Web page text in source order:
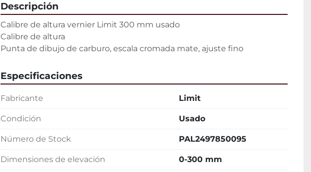
Descripción
Calibre de altura vernier Limit 300 mm usado
Calibre de altura
Punta de dibujo de carburo, escala cromada mate, ajuste fino
Especificaciones
Fabricante Limit
Condición Usado
Número de Stock PAL2497850095
Dimensiones de elevación 0-300 mm